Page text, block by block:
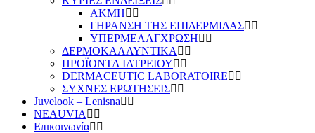
ΑΚΜΗ
ΓΗΡΑΝΣΗ ΤΗΣ ΕΠΙΔΕΡΜΙΔΑΣ
ΥΠΕΡΜΕΛΑΓΧΡΩΣΗ
ΔΕΡΜΟΚΑΛΛΥΝΤΙΚΑ
ΠΡΟΪΟΝΤΑ ΙΑΤΡΕΙΟΥ
DERMACEUTIC LABORATOIRE
ΣΥΧΝΕΣ ΕΡΩΤΗΣΕΙΣ
Juvelook – Lenisna
NEAUVIA
Επικοινωνία